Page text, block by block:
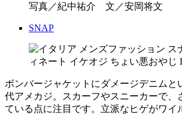
写真／紀中祐介 文／安岡将文
SNAP
ボンバージャケットにダメージデニムと
代アメカジ。スカーフやスニーカーで、
ている点に注目です。立派なヒゲがワイ